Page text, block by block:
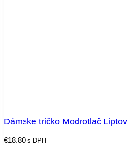
Dámske tričko Modrotlač
€18.80 s DPH